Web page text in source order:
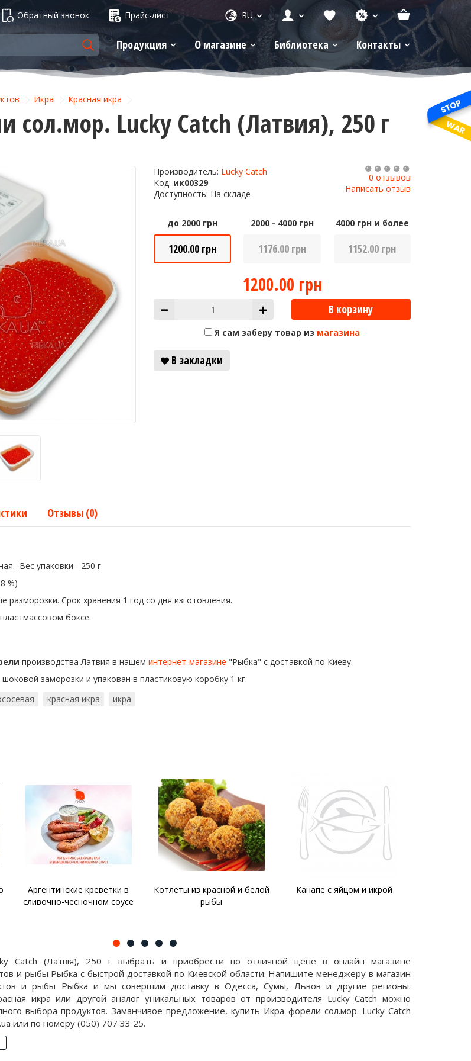
Обратный звонок Прайс-лист RU
Продукция О магазине Библиотека Контакты
Икра Красная икра
сол.мор. Lucky Catch (Латвия), 250 г
Производитель: Lucky Catch
Код: ик00329
Доступность: На складе
0 отзывов
Написать отзыв
до 2000 грн
1200.00 грн
2000 - 4000 грн
1176.00 грн
4000 грн и более
1152.00 грн
1200.00 грн
В корзину
Я сам заберу товар из магазина
В закладки
Отзывы (0)
Вес упаковки - 250 г
%)
разморозки. Срок хранения 1 год со дня изготовления.
боксе.
производства Латвия в нашем интернет-магазине "Рыбка" с доставкой по Киеву.
заморозки и упакован в пластиковую коробку 1 кг.
красная икра икра
Аргентинские креветки в
сливочно-чесночном соусе
Котлеты из красной и белой
рыбы
Канапе с яйцом и икрой
Catch (Латвія), 250 г выбрать и приобрести по отличной цене в онлайн магазине
и рыбы Рыбка с быстрой доставкой по Киевской области. Напишите менеджеру в магазин
и рыбы Рыбка и мы совершим доставку в Одесса, Сумы, Львов и другие регионы.
икра или другой аналог уникальных товаров от производителя Lucky Catch можно
выбора продуктов. Заманчивое предложение, купить Икра форели сол.мор. Lucky Catch
или по номеру (050) 707 33 25.